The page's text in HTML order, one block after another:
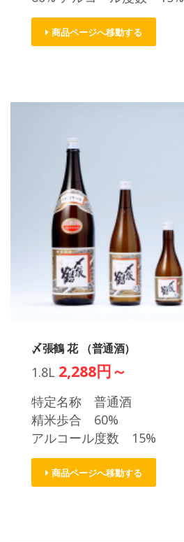
商品ページへ移動する
〆張鶴 花 （普通酒）
1.8L 2,288円～
特定名称 普通酒
精米歩合 60%
アルコール度数 15%
商品ページへ移動する